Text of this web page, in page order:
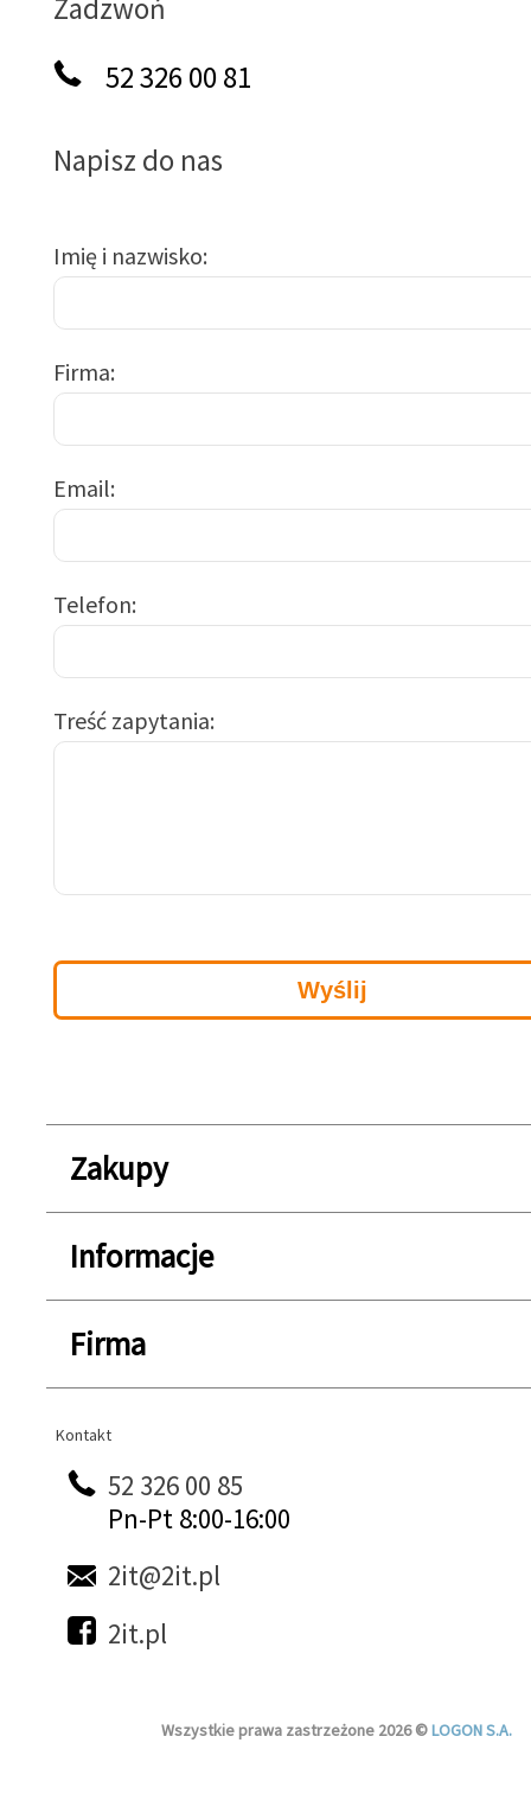
Zadzwoń
52 326 00 81
Napisz do nas
Imię i nazwisko
Firma
Email
Telefon
Treść zapytania
Zakupy
Informacje
Firma
Kontakt
Kontakt
52 326 00 85
Pn-Pt 8:00-16:00
2it@2it.pl
2it.pl
Wszystkie prawa zastrzeżone 2026 ©LOGON S.A.